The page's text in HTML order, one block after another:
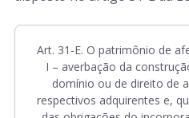
Art. 31-E. O patrimônio de
I – averbação da
domínio ou de direito de
respectivos adquirentes e,